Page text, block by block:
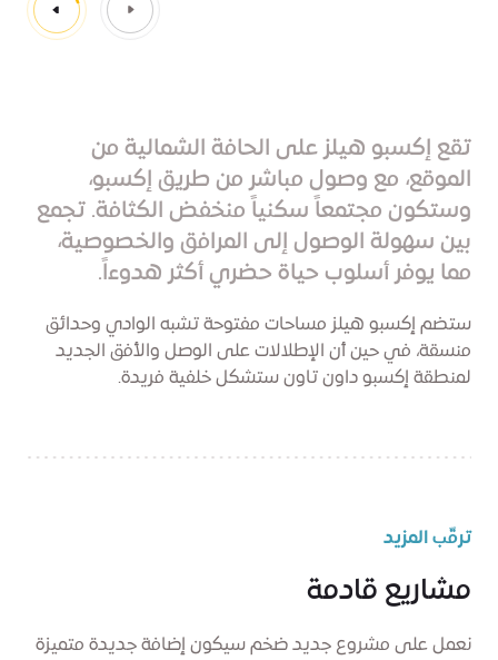
تقع إكسبو هيلز على الحافة الشمالية من
الموقع، مع وصول مباشر من طريق إكسبو،
وستكون مجتمعاً سكنياً منخفض الكثافة. تجمع
بين سهولة الوصول إلى المرافق والخصوصية،
مما يوفر أسلوب حياة حضري أكثر هدوءاً.
ستضم إكسبو هيلز مساحات مفتوحة تشبه الوادي وحدائق
منسقة، في حين أن الإطلالات على الوصل والأفق الجديد
لمنطقة إكسبو داون تاون ستشكل خلفية فريدة.
ترقّب المزيد
مشاريع قادمة
نعمل على مشروع جديد ضخم سيكون إضافة جديدة متميزة